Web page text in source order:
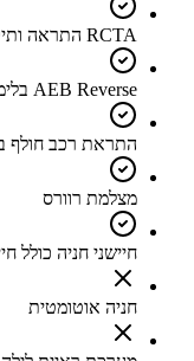
RCTA התראה ותיקון בזיהוי תנועה חוצה מאחור
AEB Reverse בלימה אוטונומית בנסיעה לאחור
התראת רכב חולף
מצלמת רוורס
חיישני חניה כולל
חניה אוטומטית